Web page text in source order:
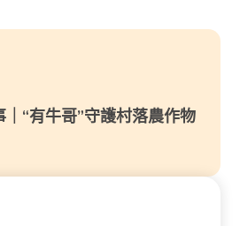
“有牛哥”守護村落農作物